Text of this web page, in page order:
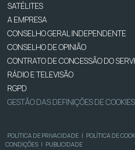
SATÉLITES
A EMPRESA
CONSELHO GERAL INDEPENDENTE
CONSELHO DE OPINIÃO
CONTRATO DE CONCESSÃO DO
RÁDIO E TELEVISÃO
RGPD
GESTÃO DAS DEFINIÇÕES DE COOKIES
POLÍTICA DE PRIVACIDADE | POLÍTICA DE
CONDIÇÕES | PUBLICIDADE